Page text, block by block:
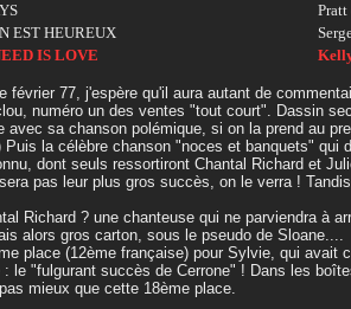
EST HEUREUX
IS LOVE
février 77, j'espère qu'il aura autant de
numéro un des ventes "tout court". Dassin
avec sa chanson polémique, si on la prend au
la célèbre chanson "noces et banquets" qui
dont seuls ressortiront Chantal Richard et
pas leur plus gros succès, on le verra !
Richard ? une chanteuse qui ne parviendra à
alors gros carton, sous le pseudo de Sloane....
place (12ème française) pour Sylvie, qui avait
: le "fulgurant succès de Cerrone" ! Dans les
mieux que cette 18ème place.